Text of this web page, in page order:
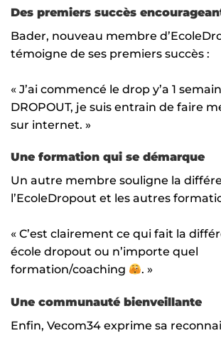
Des premiers succès
Bader, nouveau membre
témoigne de ses premiers succès :
« J’ai commencé le drop y’a 1
DROPOUT, je suis entrain de faire
sur internet. »
Une formation qui se démarque
Un autre membre souligne la
l’EcoleDropout et les autres
« C’est clairement ce qui fait la
école dropout ou n’importe quel
formation/coaching
. »
Une communauté bienveillante
Enfin, Vecom34 exprime sa